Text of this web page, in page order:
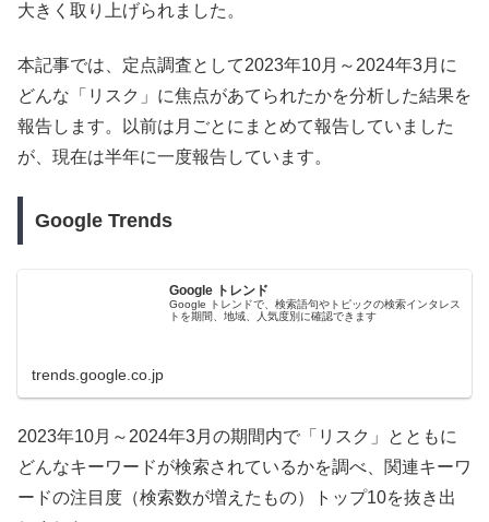
大きく取り上げられました。
本記事では、定点調査として2023年10月～2024年3月に
どんな「リスク」に焦点があてられたかを分析した結果を
報告します。以前は月ごとにまとめて報告していました
が、現在は半年に一度報告しています。
Google Trends
Google トレンド
Google トレンドで、検索語句やトピックの検索インタレス
トを期間、地域、人気度別に確認できます
trends.google.co.jp
2023年10月～2024年3月の期間内で「リスク」とともに
どんなキーワードが検索されているかを調べ、関連キーワ
ードの注目度（検索数が増えたもの）トップ10を抜き出